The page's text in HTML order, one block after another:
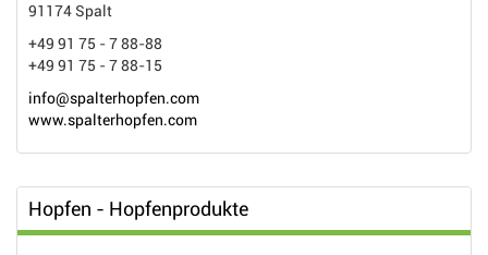
91174 Spalt
+49 91 75 - 7 88-88
+49 91 75 - 7 88-15
info@spalterhopfen.com
www.spalterhopfen.com
Hopfen - Hopfenprodukte